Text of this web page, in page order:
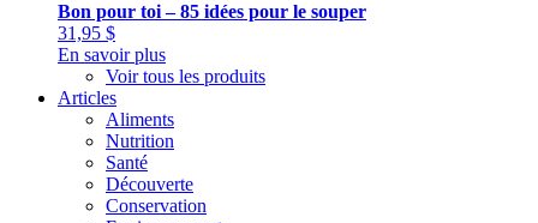
Bon pour toi – 85 idées pour le souper
31,95 $
En savoir plus
Voir tous les produits
Articles
Aliments
Nutrition
Santé
Découverte
Conservation